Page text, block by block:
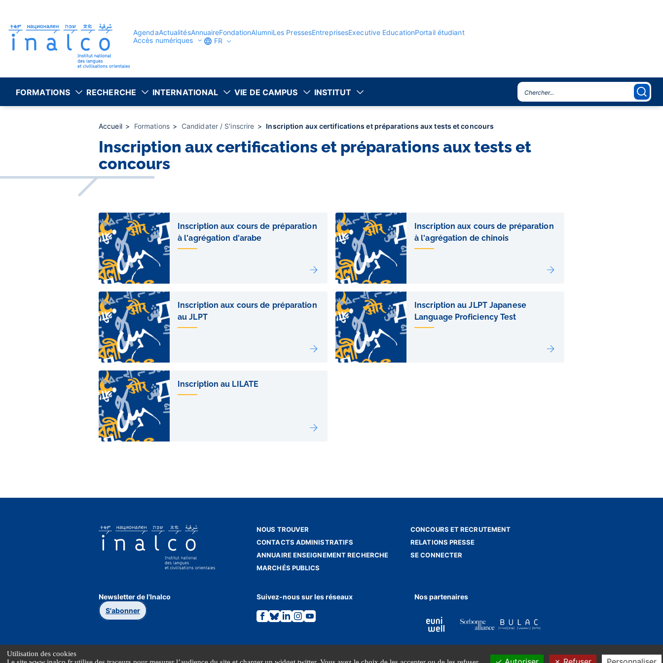
Utilisation des cookies
principal
AgendaActualitésAnnuaireFondationAlumniLes PressesEntreprisesExecutive EducationPortail étudiant
Accès numériques
FR
FORMATIONS RECHERCHE INTERNATIONAL VIE DE CAMPUS INSTITUT
Accueil Formations Candidater / S'inscrire Inscription aux certifications et préparations aux tests et concours
Inscription aux certifications et préparations aux tests et
concours
Liens
de
sous-
pages
Inscription aux cours de préparation
à l'agrégation d'arabe
Inscription aux cours de préparation
à l'agrégation de chinois
Inscription aux cours de préparation
au JLPT
Inscription au JLPT Japanese
Language Proficiency Test
Inscription au LILATE
NOUS TROUVER
CONTACTS ADMINISTRATIFS
ANNUAIRE ENSEIGNEMENT RECHERCHE
MARCHÉS PUBLICS
CONCOURS ET RECRUTEMENT
RELATIONS PRESSE
SE CONNECTER
Newsletter de l'Inalco
S'abonner
Suivez-nous sur les réseaux
Lien
vers
Facebook.
Lien
vers
Bluesky.
Lien
vers
Linkedin.
Lien
vers
Instagram.
Lien
vers
Youtube.
Nos partenaires